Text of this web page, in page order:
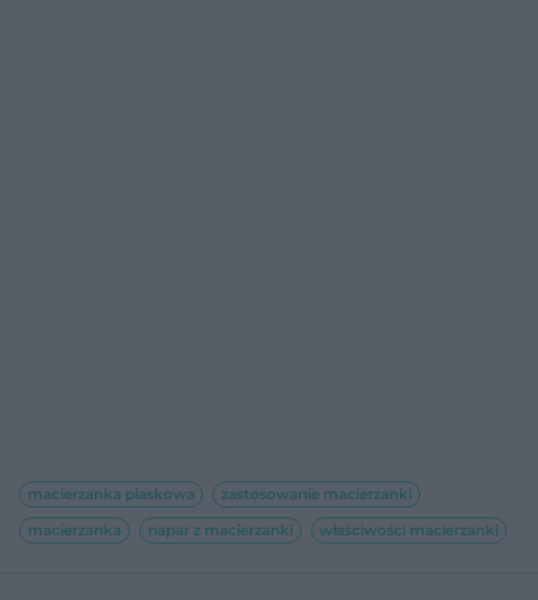
macierzanka piaskowa
zastosowanie macierzanki
macierzanka
napar z macierzanki właściwości macierzanki